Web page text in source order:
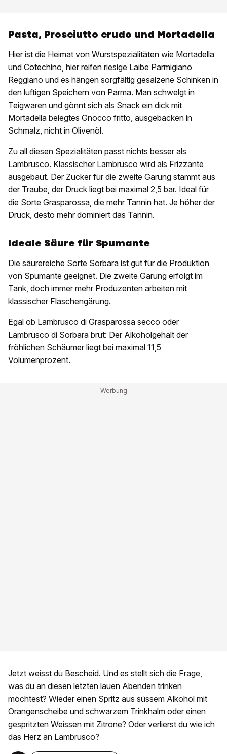
Pasta, Prosciutto crudo und Mortadella
Hier ist die Heimat von Wurstspezialitäten wie Mortadella
und Cotechino, hier reifen riesige Laibe Parmigiano
Reggiano und es hängen sorgfältig gesalzene Schinken in
den luftigen Speichern von Parma. Man schwelgt in
Teigwaren und gönnt sich als Snack ein dick mit
Mortadella belegtes Gnocco fritto, ausgebacken in
Schmalz, nicht in Olivenöl.
Zu all diesen Spezialitäten passt nichts besser als
Lambrusco. Klassischer Lambrusco wird als Frizzante
ausgebaut. Der Zucker für die zweite Gärung stammt aus
der Traube, der Druck liegt bei maximal 2,5 bar. Ideal für
die Sorte Grasparossa, die mehr Tannin hat. Je höher der
Druck, desto mehr dominiert das Tannin.
Ideale Säure für Spumante
Die säurereiche Sorte Sorbara ist gut für die Produktion
von Spumante geeignet. Die zweite Gärung erfolgt im
Tank, doch immer mehr Produzenten arbeiten mit
klassischer Flaschengärung.
Egal ob Lambrusco di Grasparossa secco oder
Lambrusco di Sorbara brut: Der Alkoholgehalt der
fröhlichen Schäumer liegt bei maximal 11,5
Volumenprozent.
Jetzt weisst du Bescheid. Und es stellt sich die Frage,
was du an diesen letzten lauen Abenden trinken
möchtest? Wieder einen Spritz aus süssem Alkohol mit
Orangenscheibe und schwarzem Trinkhalm oder einen
gespritzten Weissen mit Zitrone? Oder verlierst du wie ich
das Herz an Lambrusco?